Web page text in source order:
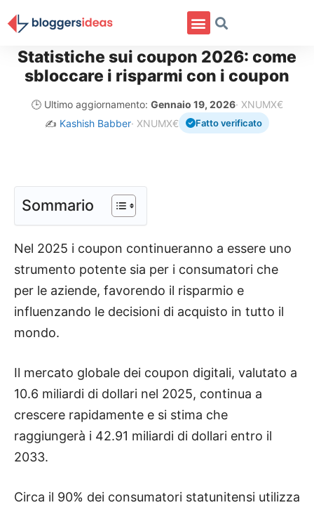
Statistiche sui coupon 2026: come
sbloccare i risparmi con i coupon
🕒 Ultimo aggiornamento: Gennaio 19, 2026· XNUMX€
✍️ Kashish Babber· XNUMX€ Fatto verificato
Sommario
Nel 2025 i coupon continueranno a essere uno
strumento potente sia per i consumatori che
per le aziende, favorendo il risparmio e
influenzando le decisioni di acquisto in tutto il
mondo.
Il mercato globale dei coupon digitali, valutato a
10.6 miliardi di dollari nel 2025, continua a
crescere rapidamente e si stima che
raggiungerà i 42.91 miliardi di dollari entro il
2033.
Circa il 90% dei consumatori statunitensi utilizza